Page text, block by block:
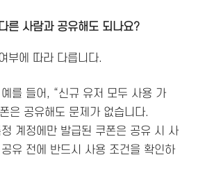
른 사람과 공유해도 되나요?
부에 따라 다릅니다.
를 들어, “신규 유저 모두 사용 가
은 공유해도 문제가 없습니다.
계정에만 발급된 쿠폰은 공유 시 사
유 전에 반드시 사용 조건을 확인하